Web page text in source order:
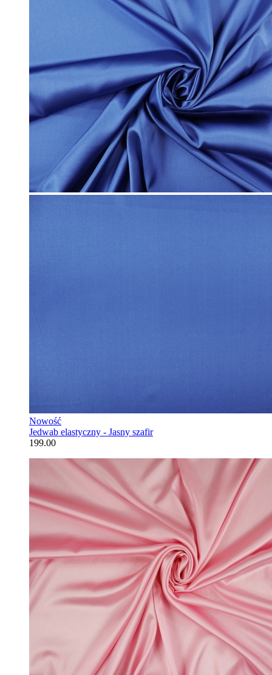
Nowość
Jedwab elastyczny - Jasny szafir
199.00